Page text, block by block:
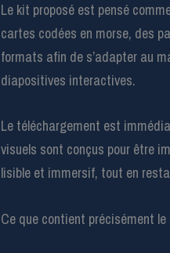
Le kit proposé est pensé
cartes codées en morse, des
formats afin de s’adapter au
diapositives interactives.
Le téléchargement est
visuels sont conçus pour être
lisible et immersif, tout en
Ce que contient précisément le